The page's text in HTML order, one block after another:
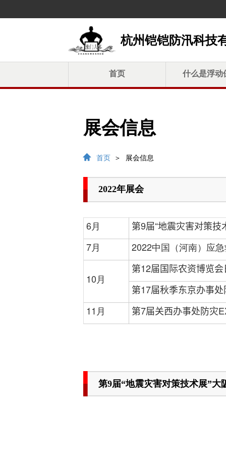
首页 什么是浮动
杭州铠铠防汛科技
展会信息
首页 ＞ 展会信息
2022年展会
6月
第9届“地震灾害对策技
7月
2022中国（河南）应
10月
第12届国际农资博览
第17届秋季东京办事
11月
第7届关西办事处防灾
第9届“地震灾害对策技术展”大